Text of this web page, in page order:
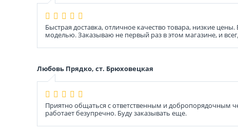
Быстрая доставка, отличное качество товара, низкие
моделью. Заказываю не первый раз в этом магазине, и
Любовь Прядко, ст. Брюховецкая
Приятно общаться с ответственным и добропорядочным
работает безупречно. Буду заказывать еще.